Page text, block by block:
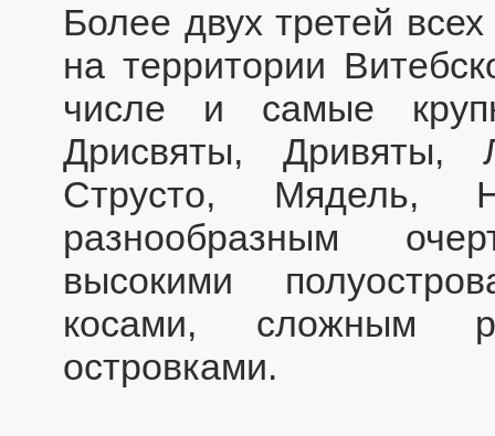
Более двух третей
на территории
числе и самые
Дрисвяты, Дривяты,
Струсто, Мядель,
разнообразным
высокими
косами, сложным
островками.